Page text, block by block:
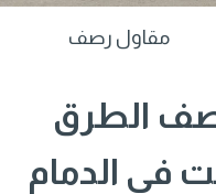
مقاول رصف
الطرق
في الدمام